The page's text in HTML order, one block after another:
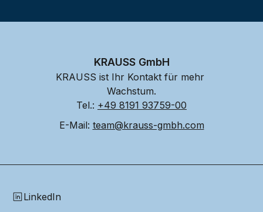
KRAUSS GmbH
KRAUSS ist Ihr Kontakt für mehr
Wachstum.
Tel.: +49 8191 93759-00
E-Mail: team@krauss-gmbh.com
LinkedIn